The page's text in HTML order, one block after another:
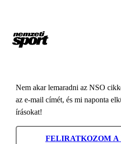
Nem akar lemaradni az NSO
az e-mail címét, és mi naponta
írásokat!
FELIRATKOZOM